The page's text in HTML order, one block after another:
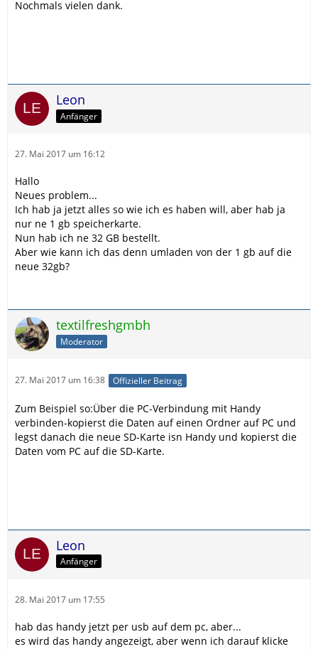
Nochmals vielen dank.
Leon
Anfänger
27. Mai 2017 um 16:12
Hallo
Neues problem...
Ich hab ja jetzt alles so wie ich es haben will, aber hab ja
nur ne 1 gb speicherkarte.
Nun hab ich ne 32 GB bestellt.
Aber wie kann ich das denn umladen von der 1 gb auf die
neue 32gb?
textilfreshgmbh
Moderator
27. Mai 2017 um 16:38 Offizieller Beitrag
Zum Beispiel so:Über die PC-Verbindung mit Handy
verbinden-kopierst die Daten auf einen Ordner auf PC und
legst danach die neue SD-Karte isn Handy und kopierst die
Daten vom PC auf die SD-Karte.
Leon
Anfänger
28. Mai 2017 um 17:55
hab das handy jetzt per usb auf dem pc, aber...
es wird das handy angezeigt, aber wenn ich darauf klicke